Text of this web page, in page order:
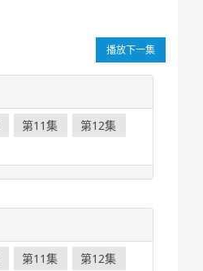
播放下一集
第11集
第12集
第11集
第12集